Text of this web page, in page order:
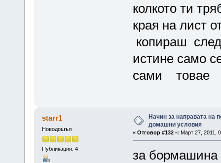
колкото ти
края на лист
копираш
истине само
сами товае
starr1
Новодошъл
Публикации: 4
Начин за направата на
домашни условия
« Отговор #132 -: Март 27, 2011,
за бормашина